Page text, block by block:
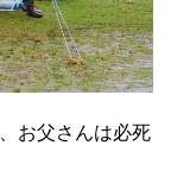
お父さんは必死